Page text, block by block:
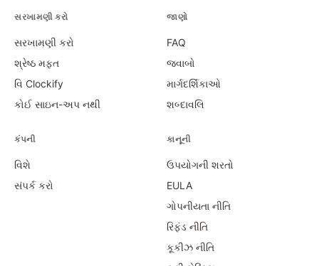
સરખામણી કરો
સરખામણી કરો
શ્રેષ્ઠ મફત
વિ Clockify
કોઈ સાઇન-અપ નથી
જાણો
FAQ
જવાબો
માર્ગદર્શિકાઓ
શબ્દાવલિ
કંપની
વિશે
સંપર્ક કરો
કાનૂની
ઉપયોગની શરતો
EULA
ગોપનીયતા નીતિ
રિફંડ નીતિ
કૂકીઝ નીતિ